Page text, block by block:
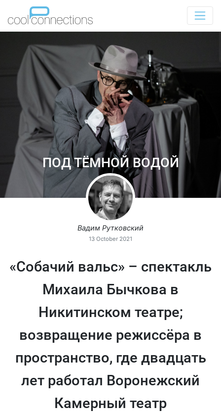
ПОД ТЁМНОЙ ВОДОЙ
Вадим Рутковский
13 October 2021
«Собачий вальс» – спектакль
Михаила Бычкова в
Никитинском театре;
возвращение режиссёра в
пространство, где двадцать
лет работал Воронежский
Камерный театр